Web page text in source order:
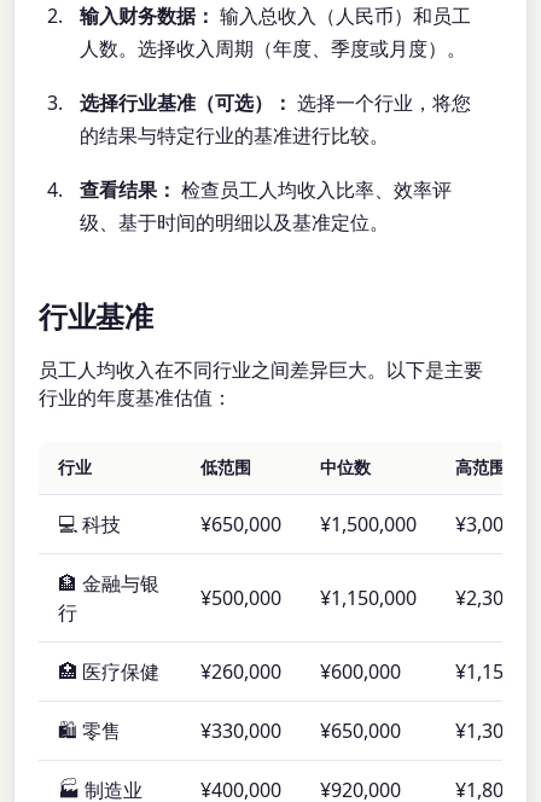
输入财务数据： 输入总收入（人民币）和员工
人数。选择收入周期（年度、季度或月度）。
选择行业基准（可选）： 选择一个行业，将您
的结果与特定行业的基准进行比较。
查看结果： 检查员工人均收入比率、效率评
级、基于时间的明细以及基准定位。
行业基准
员工人均收入在不同行业之间差异巨大。以下是主要
行业的年度基准估值：
行业 低范围 中位数 高范围
💻 科技 ¥650,000 ¥1,500,000
🏦 金融与银
行
¥500,000 ¥1,150,000
🏥 医疗保健 ¥260,000 ¥600,000
🛍️ 零售 ¥330,000 ¥650,000
🏭 制造业 ¥400,000 ¥920,000